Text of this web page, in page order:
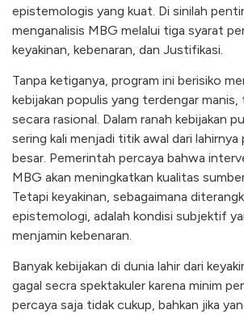
epistemologis yang kuat. Di sinilah
menganalisis MBG melalui tiga syarat
keyakinan, kebenaran, dan Justifikasi.
Tanpa ketiganya, program ini berisiko
kebijakan populis yang terdengar
secara rasional. Dalam ranah kebijakan
sering kali menjadi titik awal dari
besar. Pemerintah percaya bahwa
MBG akan meningkatkan kualitas
Tetapi keyakinan, sebagaimana
epistemologi, adalah kondisi subjektif
menjamin kebenaran.
Banyak kebijakan di dunia lahir dari
gagal secra spektakuler karena minim
percaya saja tidak cukup, bahkan jika